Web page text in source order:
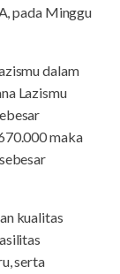
pada Minggu
dalam
Lazismu
maka
kualitas
serta